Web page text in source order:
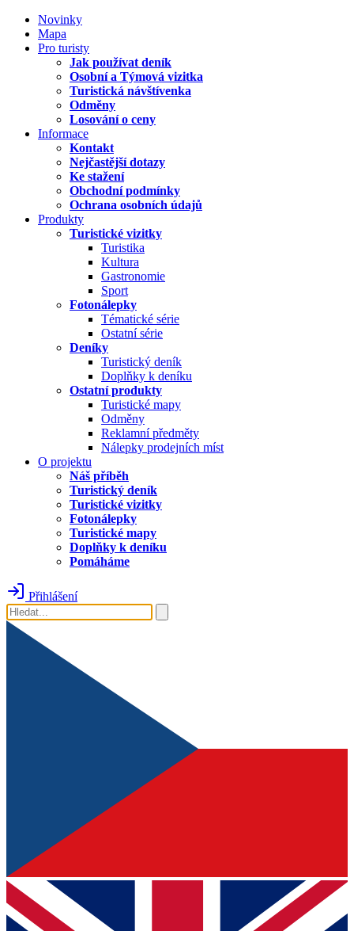
Novinky
Mapa
Pro turisty
Jak používat deník
Osobní a Týmová vizitka
Turistická návštívenka
Odměny
Losování o ceny
Informace
Kontakt
Nejčastější dotazy
Ke stažení
Obchodní podmínky
Ochrana osobních údajů
Produkty
Turistické vizitky
Turistika
Kultura
Gastronomie
Sport
Fotonálepky
Tématické série
Ostatní série
Deníky
Turistický deník
Doplňky k deníku
Ostatní produkty
Turistické mapy
Odměny
Reklamní předměty
Nálepky prodejních míst
O projektu
Náš příběh
Turistický deník
Turistické vizitky
Fotonálepky
Turistické mapy
Doplňky k deníku
Pomáháme
Přihlášení